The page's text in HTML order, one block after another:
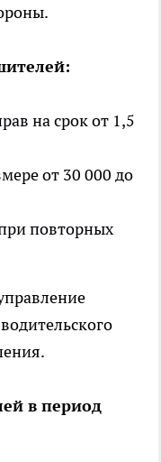
на срок от 1,5
от 30 000 до
повторных
в период